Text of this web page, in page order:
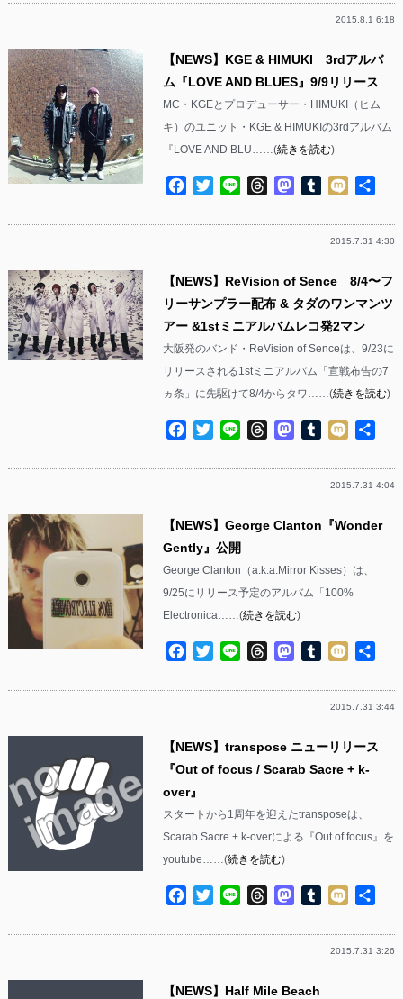
2015.8.1 6:18
【NEWS】KGE & HIMUKI 3rdアルバ
ム『LOVE AND BLUES』9/9リリース
MC・KGEとプロデューサー・HIMUKI（ヒム
キ）のユニット・KGE & HIMUKIの3rdアルバム
『LOVE AND BLU……(続きを読む)
Facebook
TwitterLine ThreadsMastodon
Tumblr
Mixi
2015.7.31 4:30
【NEWS】ReVision of Sence 8/4〜フ
リーサンプラー配布 & タダのワンマンツ
アー &1stミニアルバムレコ発2マン
大阪発のバンド・ReVision of Senceは、9/23に
リリースされる1stミニアルバム「宣戦布告の7
ヵ条」に先駆けて8/4からタワ……(続きを読む)
Facebook
TwitterLine ThreadsMastodon
Tumblr
Mixi
2015.7.31 4:04
【NEWS】George Clanton『Wonder
Gently』公開
George Clanton（a.k.a.Mirror Kisses）は、
9/25にリリース予定のアルバム「100%
Electronica……(続きを読む)
Facebook
TwitterLine ThreadsMastodon
Tumblr
Mixi
2015.7.31 3:44
【NEWS】transpose ニューリリース
『Out of focus / Scarab Sacre + k-
over』
スタートから1周年を迎えたtransposeは、
Scarab Sacre + k-overによる『Out of focus』を
youtube……(続きを読む)
Facebook
TwitterLine ThreadsMastodon
Tumblr
Mixi
2015.7.31 3:26
【NEWS】Half Mile Beach